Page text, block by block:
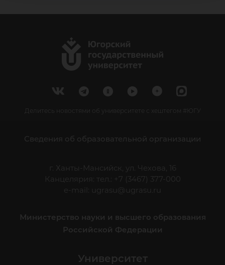
Делитесь новостями об университете с хештегом #ЮГУ
Сведения об образовательной организации
г. Ханты-Мансийск, ул. Чехова, 16
Канцелярия: тел.: +7 (3467) 377-000
e-mail:
ugrasu@ugrasu.ru
Министерство науки и высшего образования
Российской Федерации
Университет